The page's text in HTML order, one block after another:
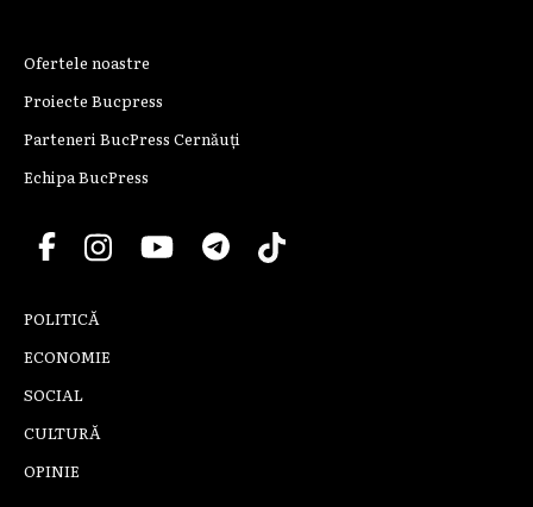
Ofertele noastre
Proiecte Bucpress
Parteneri BucPress Cernăuți
Echipa BucPress
POLITICĂ
ECONOMIE
SOCIAL
CULTURĂ
OPINIE